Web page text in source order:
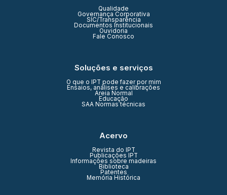
Qualidade
Governança Corporativa
SIC/Transparência
Documentos Institucionais
Ouvidoria
Fale Conosco
Soluções e serviços
O que o IPT pode fazer por mim
Ensaios, análises e calibrações
Areia Normal
Educação
SAA Normas técnicas
Acervo
Revista do IPT
Publicações IPT
Informações sobre madeiras
Biblioteca
Patentes
Memória Histórica